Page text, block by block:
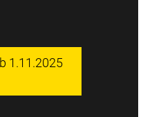
1.11.2025